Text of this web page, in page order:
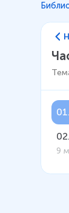
01.
02.
9